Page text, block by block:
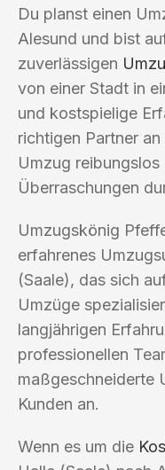
Du planst einen
Alesund und bist
zuverlässigen
von einer Stadt in
und kostspielige
richtigen Partner
Umzug
Überraschungen
Umzugskönig
erfahrenes
(Saale), das sich
Umzüge
langjährigen
professionellen
maßgeschneiderte
Kunden an.
Wenn es um die